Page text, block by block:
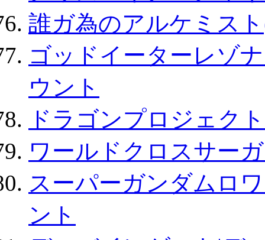
誰ガ為のアルケミス
ゴッドイーターレゾ
ウント
ドラゴンプロジェク
ワールドクロスサー
スーパーガンダムロ
ント